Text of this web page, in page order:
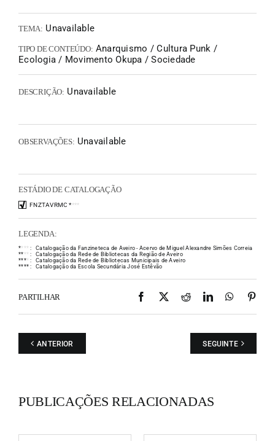
TEMA: Unavailable
TIPO DE CONTEÚDO: Anarquismo / Cultura Punk /
Ecologia / Movimento Okupa / Sociedade
DESCRIÇÃO: Unavailable
OBSERVAÇÕES: Unavailable
ESTÁDIO DE CATALOGAÇÃO
FNZTAVRMC ****
LEGENDA:
** * * :
Catalogação da Fanzineteca de Aveiro - Acervo de Miguel Alexandre Simões Correia
** * * :
Catalogação da Rede de Bibliotecas da Região de Aveiro
**** :
Catalogação da Rede de Bibliotecas Municipais de Aveiro
**** : Catalogação da Escola Secundária José Estêvão
PARTILHAR Facebook
X RedditLinkedIn
ANTERIOR SEGUINTE
PUBLICAÇÕES RELACIONADAS